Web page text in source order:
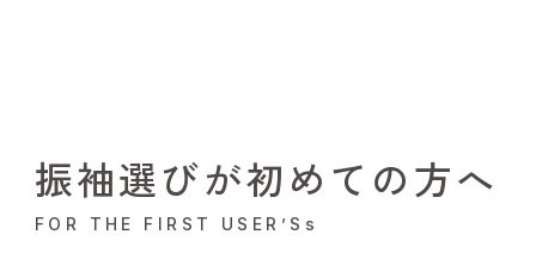
振袖選びが初めての方へ
FOR THE FIRST USER’Ss